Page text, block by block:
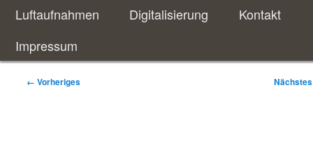
primären
springen
Luftaufnahmen
Digitalisierung
Kontakt
Impressum
Bilder-
← Vorheriges